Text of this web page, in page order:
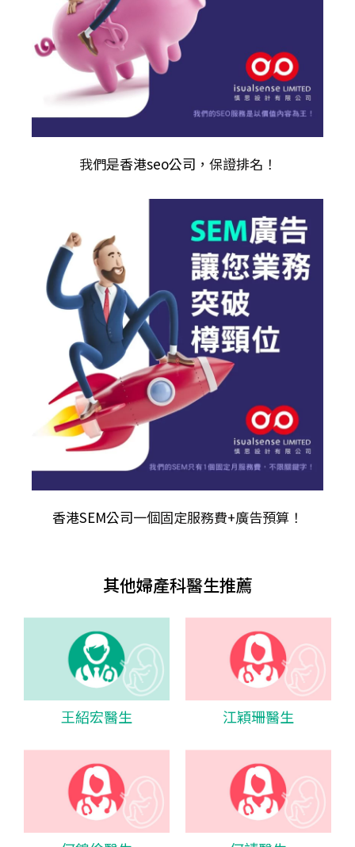
我們是香港seo公司 ，保證排名！
香港SEM公司一個固定服務費+廣告預算！
其他婦產科醫生推薦
王紹宏醫生 江穎珊醫生